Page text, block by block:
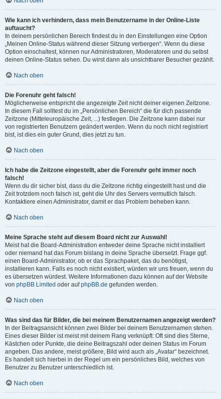
Wie kann ich verhindern, dass mein Benutzername in der Online-Liste
auftaucht?
In deinem persönlichen Bereich findest du in den Einstellungen eine Option
„Meinen Online-Status während dieser Sitzung verbergen“. Wenn du diese
Option einschaltest, können nur Administratoren, Moderatoren und du selbst
deinen Online-Status sehen. Du wirst dann als unsichtbarer Besucher gezählt.
Nach oben
Die Forenuhr geht falsch!
Möglicherweise entspricht die angezeigte Zeit nicht deiner eigenen Zeitzone.
In diesem Fall solltest du im „Persönlichen Bereich“ die für dich passende
Zeitzone (Mitteleuropäische Zeit, ...) festlegen. Die Zeitzone kann dabei nur
von registrierten Benutzern geändert werden. Wenn du noch nicht registriert
bist, ist dies ein guter Grund, dies jetzt zu tun.
Nach oben
Ich habe die Zeitzone eingestellt, aber die Forenuhr geht immer noch
falsch!
Wenn du dir sicher bist, dass du die Zeitzone richtig eingestellt hast und die
Zeit trotzdem noch falsch ist, geht die Uhr des Servers vermutlich falsch.
Kontaktiere einen Administrator, damit er das Problem beheben kann.
Nach oben
Meine Sprache steht auf diesem Board nicht zur Auswahl!
Meist hat die Board-Administration entweder deine Sprache nicht installiert
oder niemand hat das Forum bislang in deine Sprache übersetzt. Frage ggf.
einen Board-Administrator, ob er das Sprachpaket, das du benötigst,
installieren kann. Falls es noch nicht existiert, würden wir uns freuen, wenn du
es übersetzen würdest. Weitere Informationen dazu können auf der Website
von phpBB Limited oder aufphpBB.de gefunden werden.
Nach oben
Was sind das für Bilder, die bei meinem Benutzernamen angezeigt werden?
In der Beitragsansicht können zwei Bilder bei deinem Benutzernamen stehen.
Eines dieser Bilder ist meist mit deinem Rang verknüpft: Oft sind dies Sterne,
Kästchen oder Punkte, die deine Beitragszahl oder deinen Status im Forum
angeben. Das andere, meist größere, Bild wird auch als „Avatar“ bezeichnet.
Es handelt sich hierbei in der Regel um ein persönliches Bild, welches von
Benutzer zu Benutzer unterschiedlich ist.
Nach oben